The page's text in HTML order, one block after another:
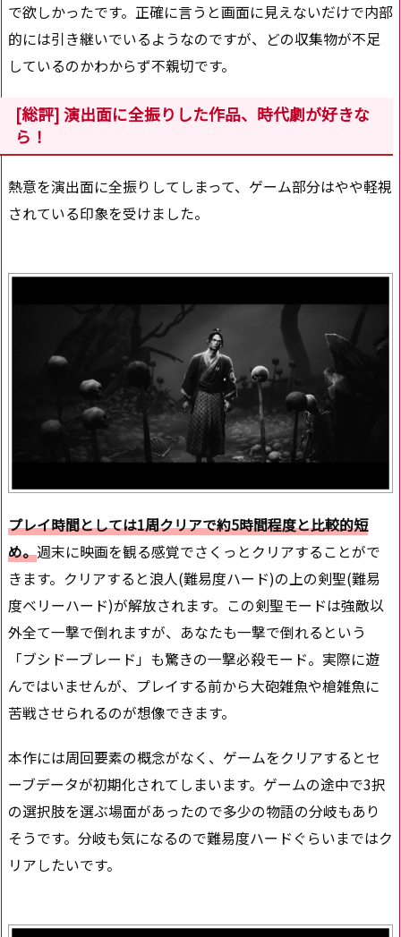
で欲しかったです。正確に言うと画面に見えないだけで内部
的には引き継いでいるようなのですが、どの収集物が不足
しているのかわからず不親切です。
[総評] 演出面に全振りした作品、時代劇が好きな
ら！
熱意を演出面に全振りしてしまって、ゲーム部分はやや軽視
されている印象を受けました。
プレイ時間としては1周クリアで約5時間程度と比較的短
め。週末に映画を観る感覚でさくっとクリアすることがで
きます。クリアすると浪人(難易度ハード)の上の剣聖(難易
度ベリーハード)が解放されます。この剣聖モードは強敵以
外全て一撃で倒れますが、あなたも一撃で倒れるという
「ブシドーブレード」も驚きの一撃必殺モード。実際に遊
んではいませんが、プレイする前から大砲雑魚や槍雑魚に
苦戦させられるのが想像できます。
本作には周回要素の概念がなく、ゲームをクリアするとセ
ーブデータが初期化されてしまいます。ゲームの途中で3択
の選択肢を選ぶ場面があったので多少の物語の分岐もあり
そうです。分岐も気になるので難易度ハードぐらいまではク
リアしたいです。